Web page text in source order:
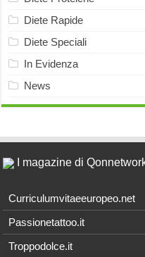
Diete Rapide
Diete Speciali
In Evidenza
News
I magazine di
Curriculumvitaeeuropeo.net
Passionetattoo.it
Troppodolce.it